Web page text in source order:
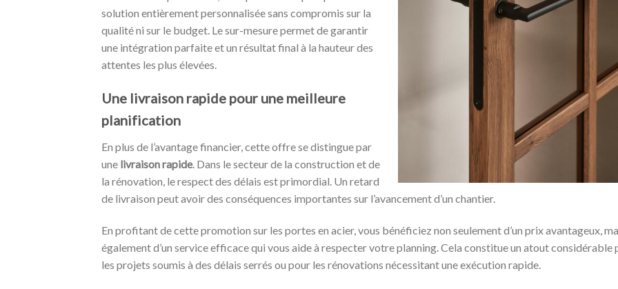
solution entièrement personnalisée sans compromis sur la
qualité ni sur le budget. Le sur-mesure permet de garantir
une intégration parfaite et un résultat final à la hauteur des
attentes les plus élevées.
Une livraison rapide pour une meilleure
planification
En plus de l’avantage financier, cette offre se distingue par
une livraison rapide. Dans le secteur de la construction et de
la rénovation, le respect des délais est primordial. Un retard
de livraison peut avoir des conséquences importantes sur l’avancement d’un chantier.
En profitant de cette promotion sur les portes en acier, vous bénéficiez non seulement d’un prix avantageux,
également d’un service efficace qui vous aide à respecter votre planning. Cela constitue un atout considérable
les projets soumis à des délais serrés ou pour les rénovations nécessitant une exécution rapide.